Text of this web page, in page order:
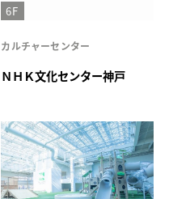
カルチャーセンター
ＮＨＫ文化センター神戸
6F